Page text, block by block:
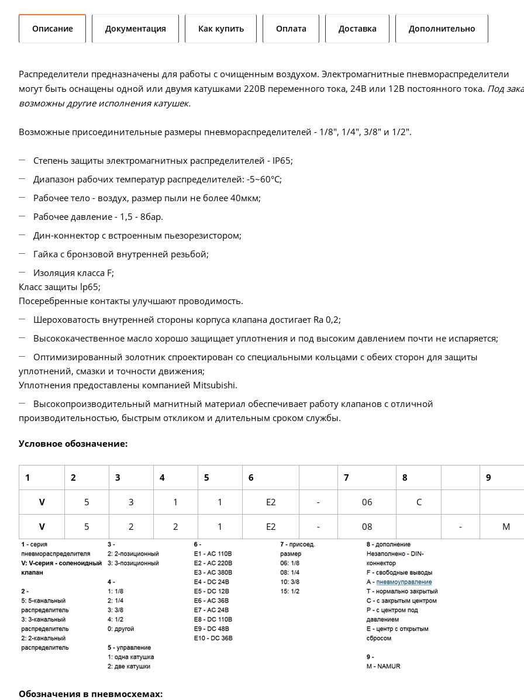
Описание Документация Как купить Оплата Доставка Дополнительно
Распределители предназначены для работы с очищенным воздухом. Электромагнитные пневмораспределители
могут быть оснащены одной или двумя катушками 220В переменного тока, 24В или 12В постоянного тока. Под
возможны другие исполнения катушек.
Возможные присоединительные размеры пневмораспределителей - 1/8", 1/4", 3/8" и 1/2".
Степень защиты электромагнитных распределителей - IP65;
Диапазон рабочих температур распределителей: -5~60°С;
Рабочее тело - воздух, размер пыли не более 40мкм;
Рабочее давление - 1,5 - 8бар.
Дин-коннектор с встроенным пьезорезистором;
Гайка с бронзовой внутренней резьбой;
Изоляция класса F;
Класс защиты lp65;
Посеребренные контакты улучшают проводимость.
Шероховатость внутренней стороны корпуса клапана достигает Ra 0,2;
Высококачественное масло хорошо защищает уплотнения и под высоким давлением почти не испаряется;
Оптимизированный золотник спроектирован со специальными кольцами с обеих сторон для защиты
уплотнений, смазки и точности движения;
Уплотнения предоставлены компанией Mitsubishi.
Высокопроизводительный магнитный материал обеспечивает работу клапанов с отличной
производительностью, быстрым откликом и длительным сроком службы.
Условное обозначение:
1 2 3 4 5 6 7 8 9
V 5 3 1 1 E2 - 06 С
V 5 2 2 1 E2 - 08 - M
Обозначения в пневмосхемах: